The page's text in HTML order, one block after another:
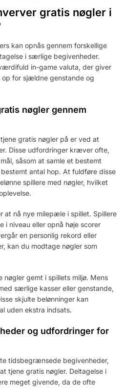
gratis nøgler i
kan opnås gennem forskellige
i særlige begivenheder.
in-game valuta, der giver
op for sjældne genstande og
nøgler gennem
gratis nøgler på er ved at
Disse udfordringer kræver ofte,
såsom at samle et bestemt
antal hop. At fuldføre disse
spillere med nøgler, hvilket
at nå nye milepæle i spillet. Spillere
i niveau eller opnå høje scorer
en personlig rekord eller
kan du modtage nøgler som
nøgler gemt i spillets miljø. Mens
særlige kasser eller genstande,
skjulte belønninger kan
uden ekstra indsats.
og udfordringer for
tidsbegrænsede begivenheder,
tjene gratis nøgler. Deltagelse i
meget givende, da de ofte